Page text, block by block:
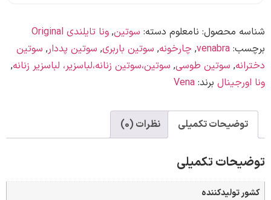
نامعلوم دسته:سوتین,ونا تایلندی Original
,چارخونه,سوتین باربری,سوتین پددار,سوتین
طوسی,سوتین،سوتین زنانه،لباسزیر، لباسزیر زنانه,
برند:Vena
تکمیلی نظرات (0)
تکمیلی